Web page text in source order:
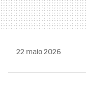
22 maio 2026